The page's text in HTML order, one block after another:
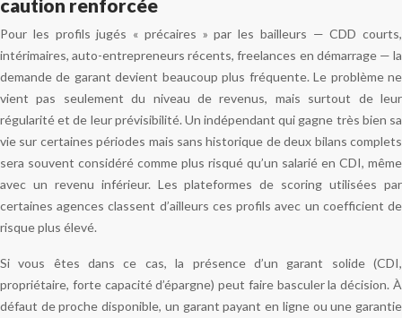
caution renforcée
Pour les profils jugés « précaires » par les bailleurs — CDD courts,
intérimaires, auto-entrepreneurs récents, freelances en démarrage — la
demande de garant devient beaucoup plus fréquente. Le problème ne
vient pas seulement du niveau de revenus, mais surtout de leur
régularité et de leur prévisibilité. Un indépendant qui gagne très bien sa
vie sur certaines périodes mais sans historique de deux bilans complets
sera souvent considéré comme plus risqué qu’un salarié en CDI, même
avec un revenu inférieur. Les plateformes de scoring utilisées par
certaines agences classent d’ailleurs ces profils avec un coefficient de
risque plus élevé.
Si vous êtes dans ce cas, la présence d’un garant solide (CDI,
propriétaire, forte capacité d’épargne) peut faire basculer la décision. À
défaut de proche disponible, un garant payant en ligne ou une garantie